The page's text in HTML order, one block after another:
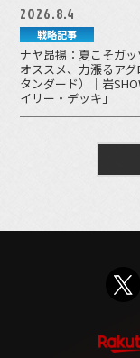
2026.8.4
戦略記事
ナヤ昂揚：夏こそガ
オススメ、力漲るアグ
タンダード）｜岩
イリー・デッキ」